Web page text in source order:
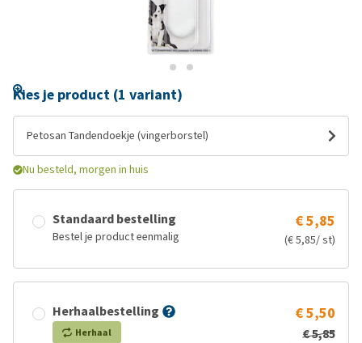
Kies je product (1 variant)
Petosan Tandendoekje (vingerborstel)
Nu besteld, morgen in huis
Standaard bestelling
Bestel je product eenmalig
€ 5,85
(€ 5,85/ st)
Herhaalbestelling
Herhaal
€ 5,50
€ 5,85